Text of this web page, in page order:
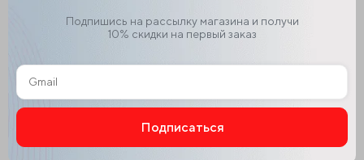
инструмент, обычно состоящий из ручки и
профилированного листа металла, служащего рабочей
раствора на газоблок занимает минимум времени и
максимально эффективна.
Как выбрать размер зуба шпателя
Плитка – очень популярное решение для отделки пола и стен,
в то время, как газоблок является одним из наиболее
Подпишись на рассылку магазина и получи
10% скидки на первый заказ
Подписаться